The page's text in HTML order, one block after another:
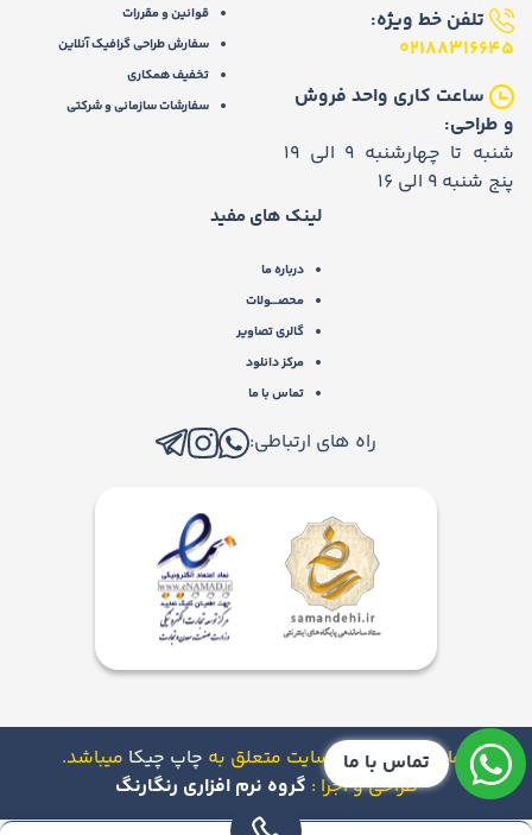
تلفن خط ویژه:
02188316645
ساعت کاری واحد فروش
و طراحی:
شنبه تا چهارشنبه 9 الی 19
پنج شنبه 9 الی 16
قوانین و مقررات
سفارش طراحی گرافیک آنلاین
تخفیف همکاری
سفارشات سازمانی و شرکتی
لینک های مفید
درباره ما
محصـــولات
گالری تصاویر
مرکز دانلود
تماس با ما
راه های ارتباطی:
تمامی حقوق این سایت متعلق به چاپ چیکا میباشد.
طراحی و اجرا : گروه نرم افزاری رنگارنگ
تماس با ما